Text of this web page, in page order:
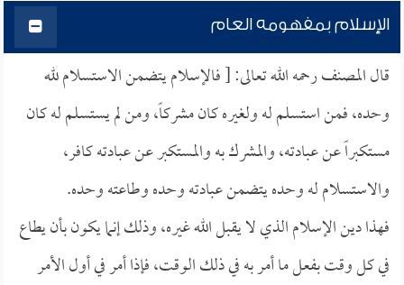
الإسلام بمفهومه العام
قال المصنف رحمه الله تعالى: [ فالإسلام يتضمن الاستسلام لله
وحده، فمن استسلم له ولغيره كان مشركاً، ومن لم يستسلم له كان
مستكبراً عن عبادته، والمشرك به والمستكبر عن عبادته كافر،
والاستسلام له وحده يتضمن عبادته وحده وطاعته وحده.
فهذا دين الإسلام الذي لا يقبل الله غيره، وذلك إنما يكون بأن يطاع
في كل وقت بفعل ما أمر به في ذلك الوقت، فإذا أمر في أول الأمر